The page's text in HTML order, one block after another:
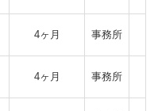
4ヶ月 事務所
4ヶ月 事務所